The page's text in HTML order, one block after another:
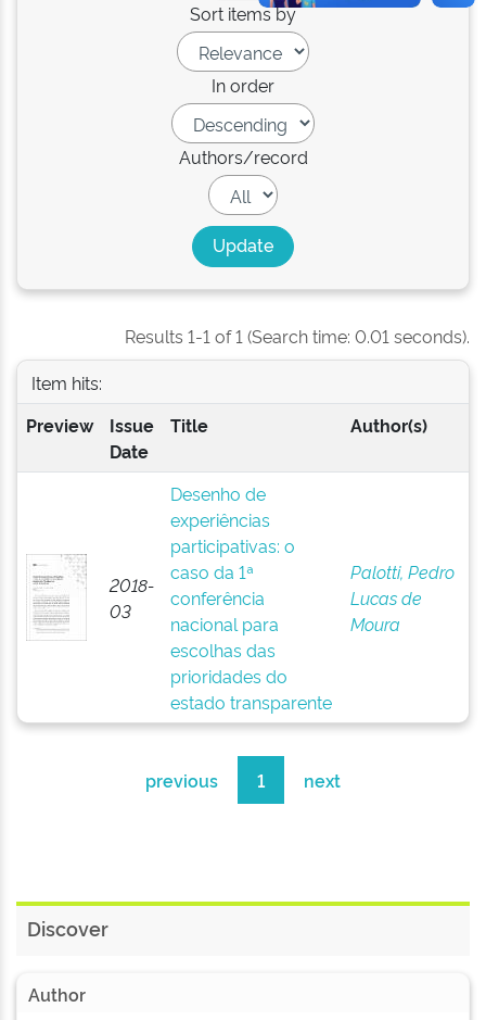
Sort items by
In order
Authors/record
Results 1-1 of 1 (Search time: 0.01 seconds).
Item hits:
Preview
Issue
Date
Title Author(s)
2018-
03
Desenho de
experiências
participativas: o
caso da 1ª
conferência
nacional para
escolhas das
prioridades do
estado transparente
Palotti, Pedro
Lucas de
Moura
previous 1 next
Discover
Author